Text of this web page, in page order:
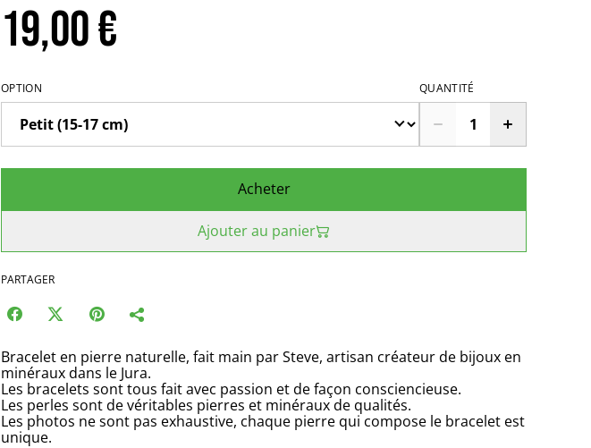
19,00 €
OPTION QUANTITÉ
Acheter
Ajouter au panier
PARTAGER
Bracelet en pierre naturelle, fait main par Steve, artisan créateur de bijoux en
minéraux dans le Jura.
Les bracelets sont tous fait avec passion et de façon consciencieuse.
Les perles sont de véritables pierres et minéraux de qualités.
Les photos ne sont pas exhaustive, chaque pierre qui compose le bracelet est
unique.